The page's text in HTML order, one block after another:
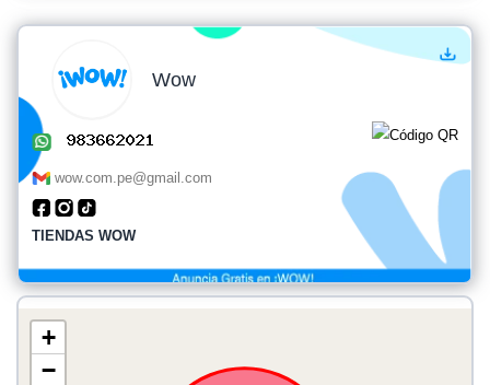
Wow
wow.com.pe@gmail.com
TIENDAS WOW
+
−